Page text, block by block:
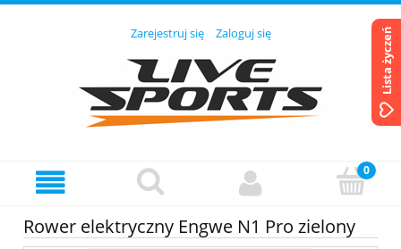
Zarejestruj się Zaloguj się
Rower elektryczny Engwe N1 Pro zielony
Lista życzeń